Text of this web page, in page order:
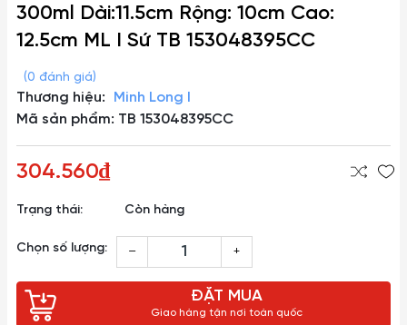
300ml Dài:11.5cm Rộng: 10cm Cao:
12.5cm ML I Sứ TB 153048395CC
(0 đánh giá)
Thương hiệu:
Minh Long I
Mã sản phẩm: TB 153048395CC
304.560₫
Trạng thái: Còn hàng
Chọn số lượng: – +
ĐẶT MUA
Giao hàng tận nơi toàn quốc